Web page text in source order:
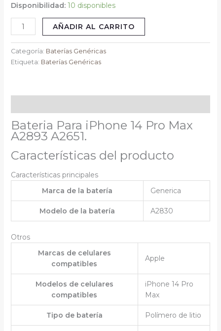
Disponibilidad: 10 disponibles
AÑADIR AL CARRITO
Categoría: Baterías Genéricas
Etiqueta: Baterías Genéricas
Bateria Para iPhone 14 Pro Max
A2893 A2651.
Características del producto
Características principales
Marca de la batería
Generica
Modelo de la batería A2830
Otros
Marcas de celulares
compatibles
Apple
Modelos de celulares
compatibles
iPhone 14 Pro
Max
Tipo de batería Polímero de litio